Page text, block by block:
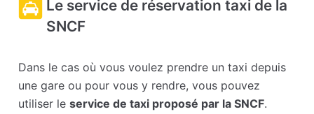
Le service de réservation taxi de la
SNCF
Dans le cas où vous voulez prendre un taxi depuis
une gare ou pour vous y rendre, vous pouvez
utiliser leservice de taxi proposé par la SNCF.